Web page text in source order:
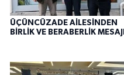
ÜÇÜNCÜZADE AİLESİNDEN
BİRLİK VE BERABERLİK MESAJI